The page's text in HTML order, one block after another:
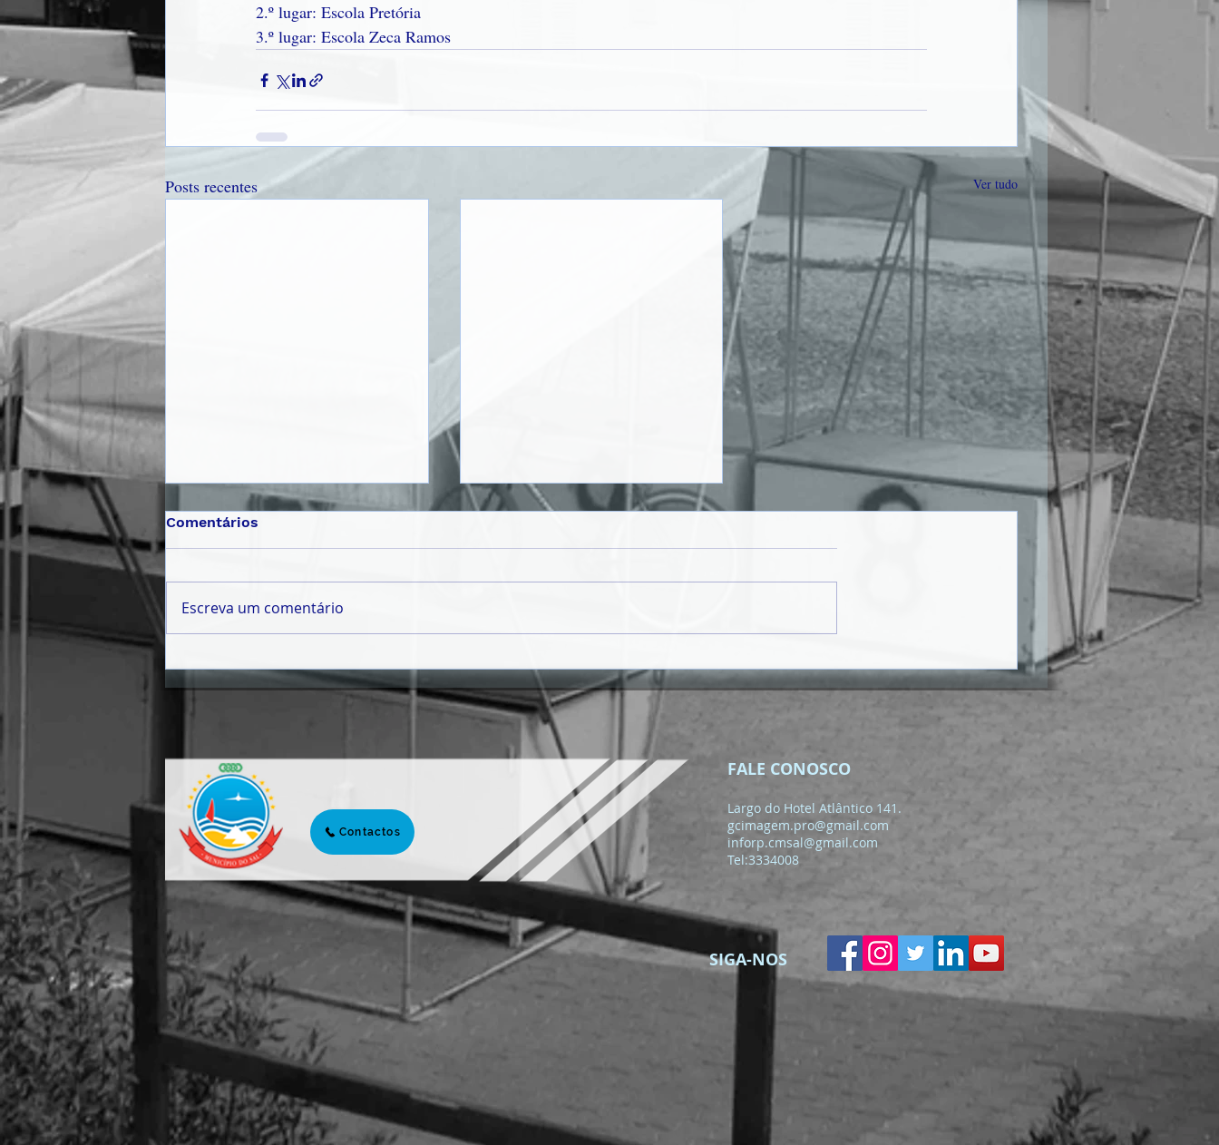
2.º lugar: Escola Pretória
3.º lugar: Escola Zeca Ramos
Posts recentes Ver tudo
𝟮𝟬𝟮𝟲 | 𝗣𝗔𝗟𝗘𝗦𝗧𝗥𝗔
𝗜𝗡𝗖𝗘𝗡𝗧𝗜𝗩𝗔 𝗝𝗢𝗩𝗘𝗡𝗦 À
𝗚𝗔𝗡𝗛𝗔𝗥 𝗡𝗢𝗩𝗔
𝗜𝗠𝗔𝗚𝗘𝗠 𝗡𝗢 Â𝗠𝗕𝗜𝗧𝗢
𝗗𝗢 𝗣𝗥𝗢𝗝𝗘𝗧𝗢 "𝗦𝗔𝗡𝗧𝗔
𝗠𝗔𝗥𝗜𝗔 𝗖𝗔𝗠𝗜𝗡𝗛𝗔𝗩𝗘𝗟"
Comentários
Escreva um comentário
Contactos
FALE CONOSCO
Largo do Hotel Atlântico 141.
gcimagem.pro@gmail.com
inforp.cmsal@gmail.com
Tel:3334008
SIGA-NOS